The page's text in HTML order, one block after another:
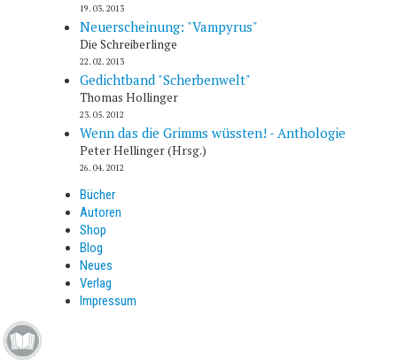
19. 03. 2013
Neuerscheinung: "Vampyrus"
Die Schreiberlinge
22. 02. 2013
Gedichtband "Scherbenwelt"
Thomas Hollinger
23. 05. 2012
Wenn das die Grimms wüssten! - Anthologie
Peter Hellinger (Hrsg.)
26. 04. 2012
Bücher
Autoren
Shop
Blog
Neues
Verlag
Impressum